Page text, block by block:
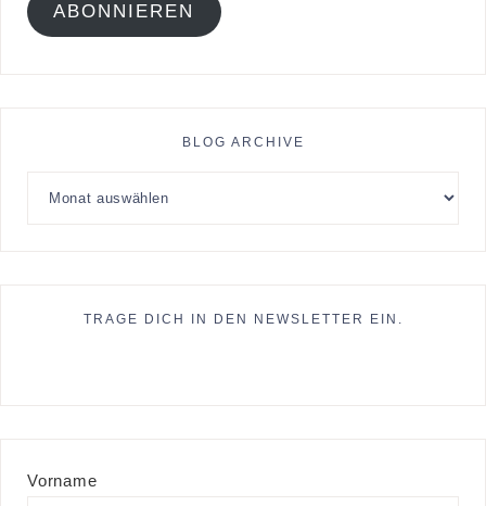
ABONNIEREN
BLOG ARCHIVE
TRAGE DICH IN DEN NEWSLETTER EIN.
Vorname